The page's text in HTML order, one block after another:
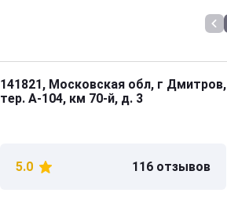
141821, Московская обл, г Дмитров,
тер. А-104, км 70-й, д. 3
5.0 116 отзывов